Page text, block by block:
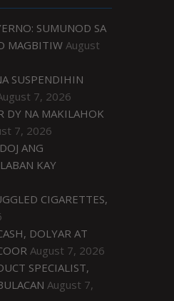
SUMUNOD SA
MAGBITIW August
SUSPENDIHIN
7, 2026
DY NA MAKILAHOK
7, 2026
ANG
KAY
CIGARETTES,
DOLYAR AT
August 7, 2026
SPECIALIST,
August 7,